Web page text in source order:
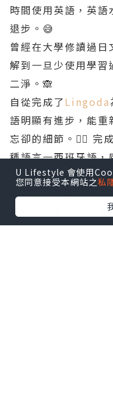
時間使用英語，英
退步。😅
曾經在大學修讀過
解到一旦少使用學習
二淨。🙈
自從完成了Lingoda
語明顯有進步，能
忘卻的細節。👍🏻 完
種語言一西班牙語
以走遍歐洲了！😝
語、法語和西班牙
觀不同國家的你！🧳
U Lifestyle 會使用
您同意接受本網站之私